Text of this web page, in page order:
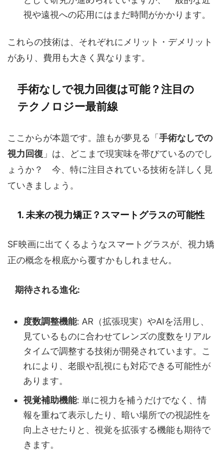
視や遠視への応用にはまだ時間がかかります。
これらの技術は、それぞれにメリット・デメリット
があり、費用も大きく異なります。
手術なしで視力回復は可能？注目の
テクノロジー最前線
ここからが本題です。誰もが夢見る「 手術なしでの
視力回復 」は、どこまで現実味を帯びているのでし
ょうか？ 今、特に注目されている技術を詳しく見
ていきましょう。
1. 未来の視力矯正？スマートグラスの可能性
SF映画に出てくるようなスマートグラスが、視力矯
正の概念を根底から覆すかもしれません。
期待される進化:
度数調整機能: AR（拡張現実）やAIを活用し、
見ているものに合わせてレンズの度数をリアル
タイムで調整する技術が開発されています。こ
れにより、老眼や乱視にも対応できる可能性が
あります。
視覚補助機能: 単に視力を補うだけでなく、情
報を重ねて表示したり、暗い場所での視認性を
向上させたりと、視覚を拡張する機能も期待で
きます。